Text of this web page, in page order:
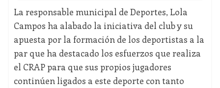
La responsable municipal de Deportes, Lola
Campos ha alabado la iniciativa del club y su
apuesta por la formación de los deportistas a la
par que ha destacado los esfuerzos que realiza
el CRAP para que sus propios jugadores
continúen ligados a este deporte con tanto